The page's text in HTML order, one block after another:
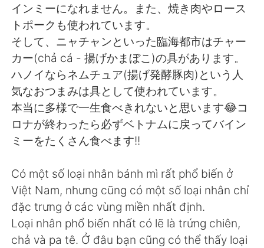
العربية Deutsch
日本語 한국어
Русский ไทย
Indonesia Italiano
Türkçe Tiếng Việt
インミーになれません。また、焼き肉やロース
トポークも使われています。
そして、ニャチャンといった臨海都市はチャー
カー(chả cá - 揚げかまぼこ)の具があります。
ハノイならネムチュア(揚げ発酵豚肉)という人
気なおつまみは具として使われています。
本当に多様で一生食べきれないと思います😂コ
ロナが終わったら必ずベトナムに戻ってバイン
ミーをたくさん食べます!!
Có một số loại nhân bánh mì rất phổ biến ở
Việt Nam, nhưng cũng có một số loại nhân chỉ
đặc trưng ở các vùng miền nhất định.
Loại nhân phổ biến nhất có lẽ là trứng chiên,
chả và pa tê. Ở đâu bạn cũng có thể thấy loại